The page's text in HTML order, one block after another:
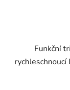
Funkční
rychleschnoucí